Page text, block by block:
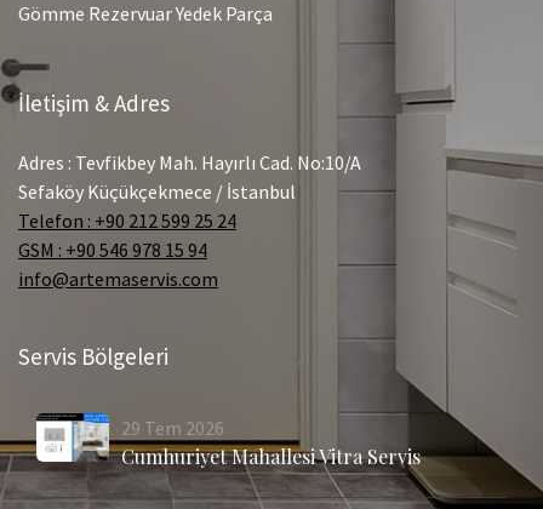
Gömme Rezervuar Yedek Parça
İletişim & Adres
Adres : Tevfikbey Mah. Hayırlı Cad. No:10/A
Sefaköy Küçükçekmece / İstanbul
Telefon : +90 212 599 25 24
GSM : +90 546 978 15 94
info@artemaservis.com
Servis Bölgeleri
29 Tem 2026
Cumhuriyet Mahallesi Vitra Servis